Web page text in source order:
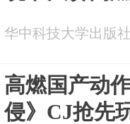
华中科技大学出版
高燃国产动
侵》CJ抢先